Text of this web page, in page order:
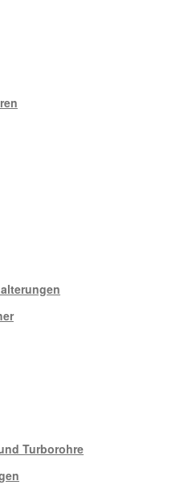
Turborohre